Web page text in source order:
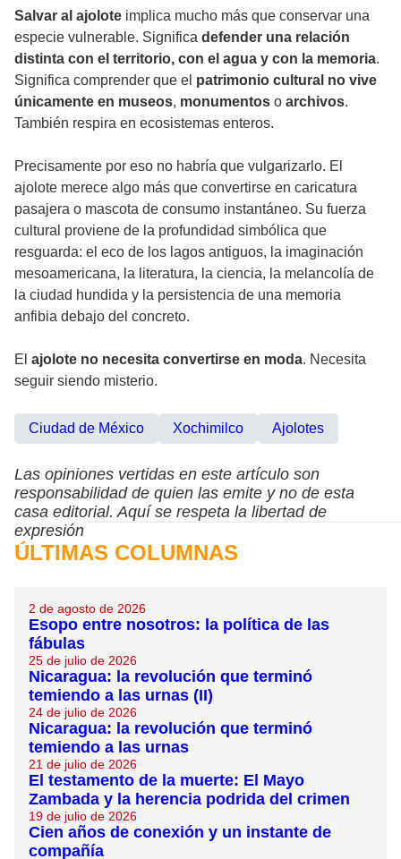
Salvar al ajolote implica mucho más que conservar una
especie vulnerable. Significa defender una relación
distinta con el territorio, con el agua y con la memoria.
Significa comprender que el patrimonio cultural no vive
únicamente en museos, monumentos o archivos.
También respira en ecosistemas enteros.
Precisamente por eso no habría que vulgarizarlo. El
ajolote merece algo más que convertirse en caricatura
pasajera o mascota de consumo instantáneo. Su fuerza
cultural proviene de la profundidad simbólica que
resguarda: el eco de los lagos antiguos, la imaginación
mesoamericana, la literatura, la ciencia, la melancolía de
la ciudad hundida y la persistencia de una memoria
anfibia debajo del concreto.
El ajolote no necesita convertirse en moda. Necesita
seguir siendo misterio.
Ciudad de México Xochimilco Ajolotes
Las opiniones vertidas en este artículo son
responsabilidad de quien las emite y no de esta
casa editorial. Aquí se respeta la libertad de
expresión
ÚLTIMAS COLUMNAS
2 de agosto de 2026
Esopo entre nosotros: la política de las
fábulas
25 de julio de 2026
Nicaragua: la revolución que terminó
temiendo a las urnas (II)
24 de julio de 2026
Nicaragua: la revolución que terminó
temiendo a las urnas
21 de julio de 2026
El testamento de la muerte: El Mayo
Zambada y la herencia podrida del crimen
19 de julio de 2026
Cien años de conexión y un instante de
compañía